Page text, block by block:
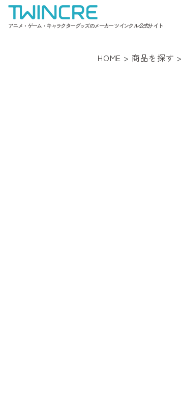
アニメ・ゲーム・キャラクターグッズのメーカー ツインクル 公式サイト
HOME > 商品を探す >